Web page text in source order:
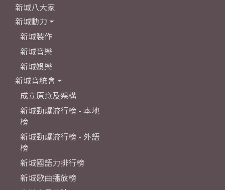
新城八大家
新城動力
新城製作
新城音樂
新城娛樂
新城音統會
成立原意及架構
新城勁爆流行榜 - 本地
榜
新城勁爆流行榜 - 外語
榜
新城國語力排行榜
新城歌曲播放榜